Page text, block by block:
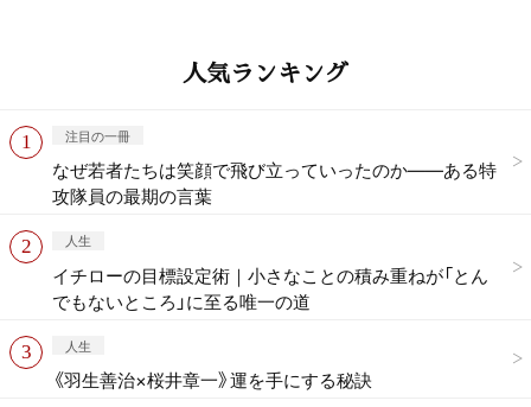
人気ランキング
注目の一冊
なぜ若者たちは笑顔で飛び立っていったのか——ある特
攻隊員の最期の言葉
人生
イチローの目標設定術｜小さなことの積み重ねが「とん
でもないところ」に至る唯一の道
人生
《羽生善治×桜井章一》運を手にする秘訣